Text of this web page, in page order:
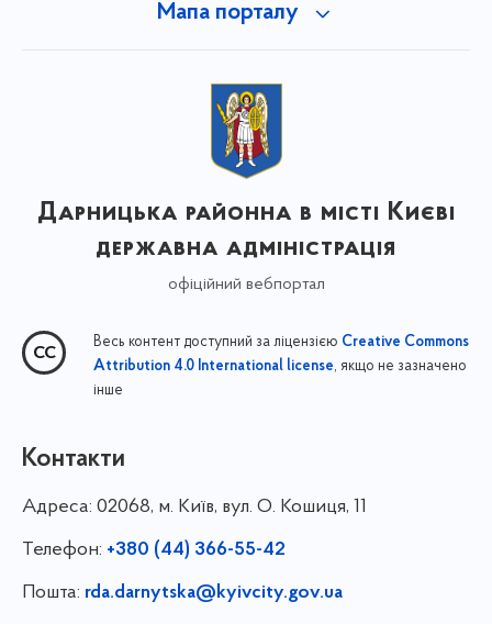
Мапа порталу
Дарницька районна в місті Києві
державна адміністрація
офіційний вебпортал
Весь контент доступний за ліцензією Creative Commons
Attribution 4.0 International license, якщо не зазначено
інше
Контакти
Адреса: 02068, м. Київ, вул. О. Кошиця, 11
Телефон: +380 (44) 366-55-42
Пошта: rda.darnytska@kyivcity.gov.ua